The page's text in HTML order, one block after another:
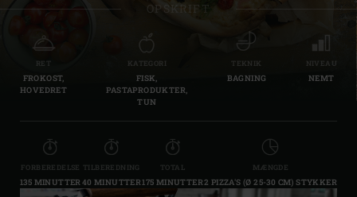
OPSKRIFT
RET
FROKOST,
HOVEDRET
KATEGORI
FISK,
PASTAPRODUKTER,
TUN
TEKNIK
BAGNING
NIVEAU
NEMT
FORBEREDELSE
135 MINUTTER
TILBEREDNING
40 MINUTTER
TOTAL
175 MINUTTER
MÆNGDE
2 PIZZA'S (Ø 25-30 CM) STYKKER